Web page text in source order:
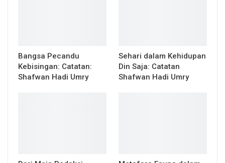
Bangsa Pecandu
Kebisingan: Catatan:
Shafwan Hadi Umry
Sehari dalam Kehidupan
Din Saja: Catatan
Shafwan Hadi Umry